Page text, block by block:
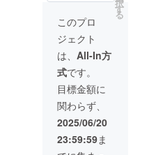
ます。
間は30
分程度
になり
ます。
※荒天の
場合は
翌6/22
日(日)に
す。 ※
(土)19:4
0に愛知
県一宮
市の
『福寿
院』に
来れる
方限定
になり
ます。
住所
愛知県
き、未
使用
シーン
を加え
て編集
した30
秒～60
秒の
ショー
トムー
ビーを
差し上
げま
す。 １
択
す
る
このプロ
ジェクト
は、 All-In方
式です。
目標金額に
関わらず、
2025/06/20
23:59:59ま